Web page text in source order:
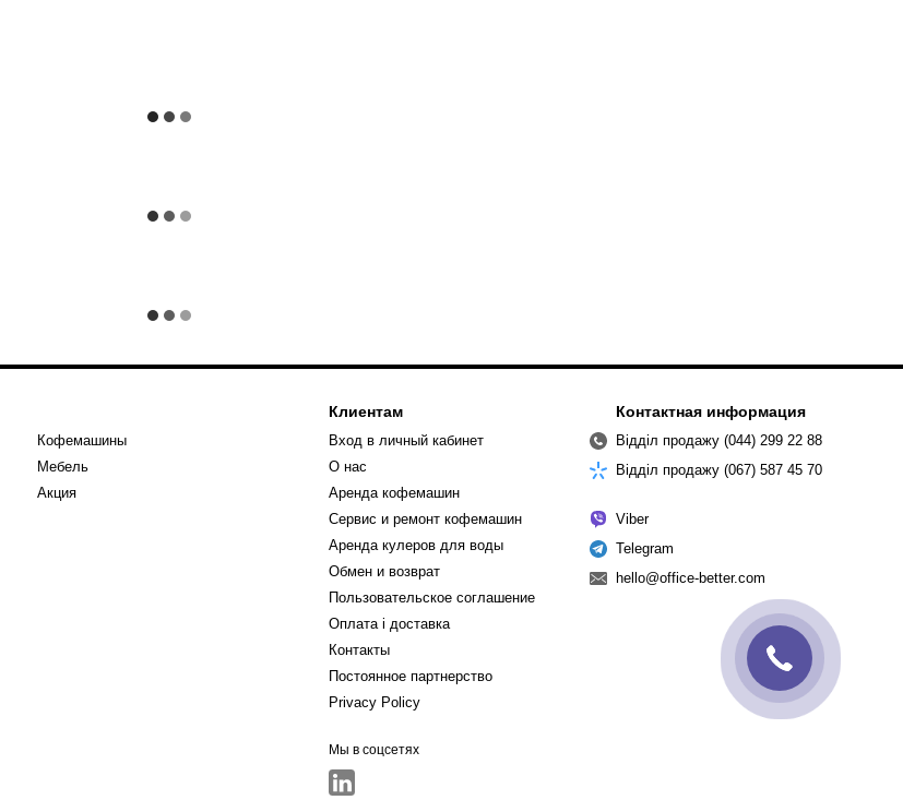
Кофемашины
Мебель
Акция
Клиентам
Вход в личный кабинет
О нас
Аренда кофемашин
Сервис и ремонт кофемашин
Аренда кулеров для воды
Обмен и возврат
Пользовательское соглашение
Оплата і доставка
Контакты
Постоянное партнерство
Privacy Policy
Мы в соцсетях
Контактная информация
Відділ продажу (044) 299 22 88
Відділ продажу (067) 587 45 70
Viber
Telegram
hello@office-better.com